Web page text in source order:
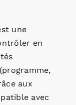
une
en
aux
avec